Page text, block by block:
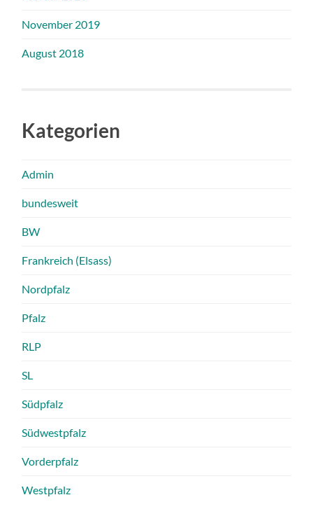
November 2019
August 2018
Kategorien
Admin
bundesweit
BW
Frankreich (Elsass)
Nordpfalz
Pfalz
RLP
SL
Südpfalz
Südwestpfalz
Vorderpfalz
Westpfalz